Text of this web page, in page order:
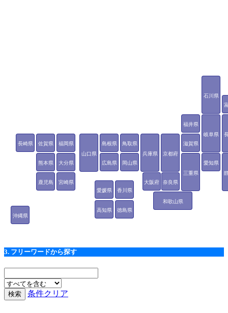
石川県
福井県
岐阜県
愛知県
三重県
滋賀県
京都府
大阪府
兵庫県
奈良県
和歌山県
鳥取県
島根県
岡山県
広島県
山口県
徳島県
香川県
愛媛県
高知県
福岡県
佐賀県
長崎県
熊本県 大分県
宮崎県
鹿児島
沖縄県
3. フリーワードから探す
条件クリア